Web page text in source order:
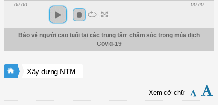
00:00 00:00
Bảo vệ người cao tuổi tại các trung tâm chăm sóc trong mùa dịch
Covid-19
Xây dựng NTM
Xem cỡ chữ